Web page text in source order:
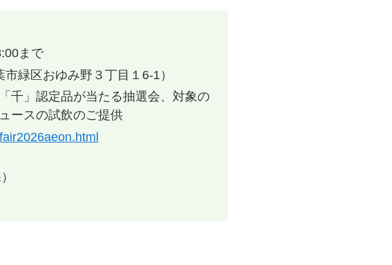
まで
緑区おゆみ野３丁目１6-1）
千」認定品が当たる抽選会、対象の
ースの試飲のご提供